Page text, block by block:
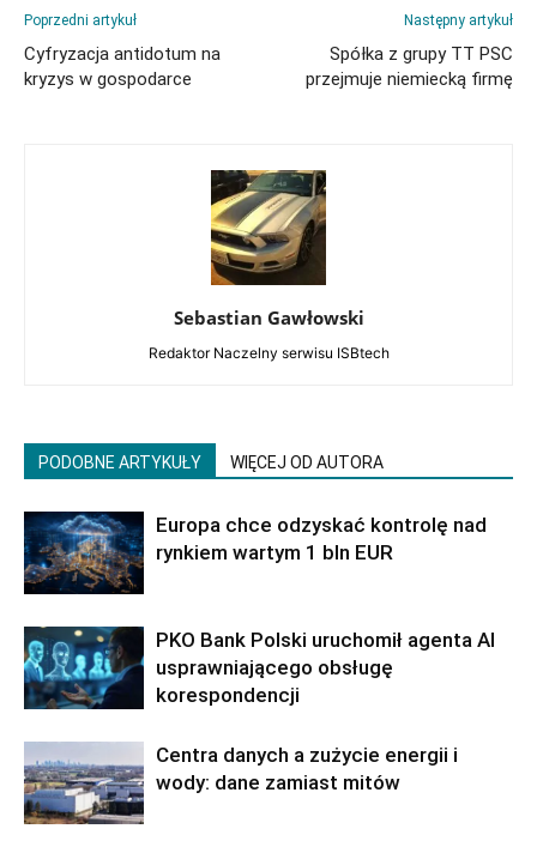
Poprzedni artykuł
Cyfryzacja antidotum na
kryzys w gospodarce
Następny artykuł
Spółka z grupy TT PSC
przejmuje niemiecką firmę
Sebastian Gawłowski
Redaktor Naczelny serwisu ISBtech
PODOBNE ARTYKUŁY WIĘCEJ OD AUTORA
Europa chce odzyskać kontrolę nad
rynkiem wartym 1 bln EUR
PKO Bank Polski uruchomił agenta AI
usprawniającego obsługę
korespondencji
Centra danych a zużycie energii i
wody: dane zamiast mitów